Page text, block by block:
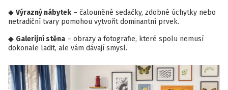
Výrazný nábytek – čalouněné sedačky, zdobné úchytky nebo
netradiční tvary pomohou vytvořit dominantní prvek.
Galerijní stěna – obrazy a fotografie, které spolu nemusí
dokonale ladit, ale vám dávají smysl.